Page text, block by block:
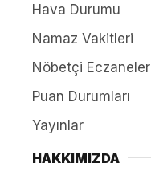
Hava Durumu
Namaz Vakitleri
Nöbetçi Eczaneler
Puan Durumları
Yayınlar
HAKKIMIZDA